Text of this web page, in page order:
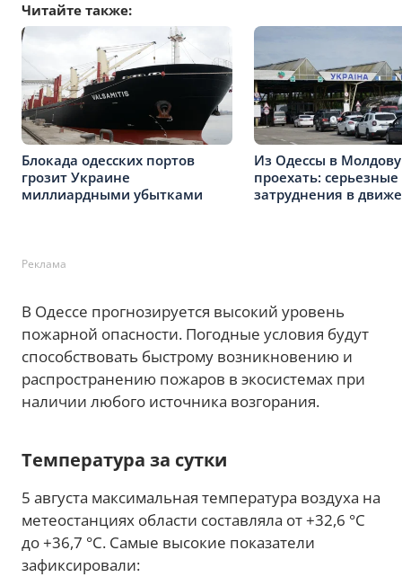
Читайте также:
Блокада одесских портов
грозит Украине
миллиардными убытками
Из Одессы в
проехать: серьезные
затруднения в
Реклама
В Одессе прогнозируется высокий уровень
пожарной опасности. Погодные условия будут
способствовать быстрому возникновению и
распространению пожаров в экосистемах при
наличии любого источника возгорания.
Температура за сутки
5 августа максимальная температура воздуха на
метеостанциях области составляла от +32,6 °С
до +36,7 °С. Самые высокие показатели
зафиксировали: